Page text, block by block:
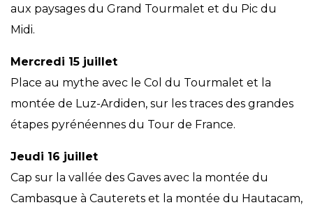
aux paysages du Grand Tourmalet et du Pic du
Midi.
Mercredi 15 juillet
Place au mythe avec le Col du Tourmalet et la
montée de Luz-Ardiden, sur les traces des grandes
étapes pyrénéennes du Tour de France.
Jeudi 16 juillet
Cap sur la vallée des Gaves avec la montée du
Cambasque à Cauterets et la montée du Hautacam,